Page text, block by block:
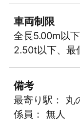
車両制限
全長5.00m以
2.50t以下、最
備考
最寄り駅： 丸
係員： 無人